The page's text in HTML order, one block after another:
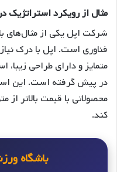
مثال از رویکرد استراتژیک
شرکت اپل یکی از مثال‌های
فناوری است. اپل با درک
متمایز و دارای طراحی زیبا،
در پیش گرفته است. این
محصولاتی با قیمت بالاتر
کند.
باشگاه